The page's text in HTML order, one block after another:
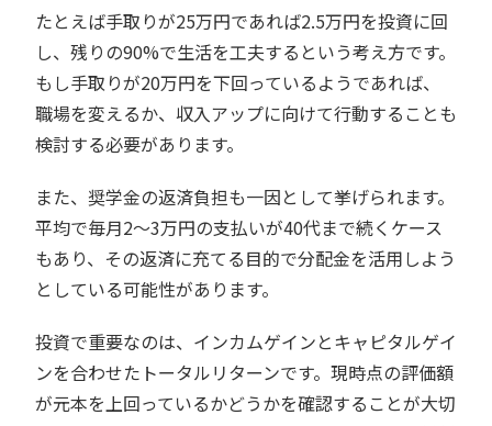
たとえば手取りが25万円であれば2.5万円を投資に回
し、残りの90%で生活を工夫するという考え方です。
もし手取りが20万円を下回っているようであれば、
職場を変えるか、収入アップに向けて行動することも
検討する必要があります。
また、奨学金の返済負担も一因として挙げられます。
平均で毎月2〜3万円の支払いが40代まで続くケース
もあり、その返済に充てる目的で分配金を活用しよう
としている可能性があります。
投資で重要なのは、インカムゲインとキャピタルゲイ
ンを合わせたトータルリターンです。現時点の評価額
が元本を上回っているかどうかを確認することが大切